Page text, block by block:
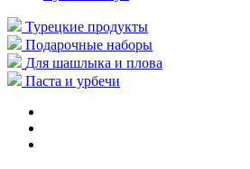
Турецкие продукты
Подарочные наборы
Для шашлыка и плова
Паста и урбечи